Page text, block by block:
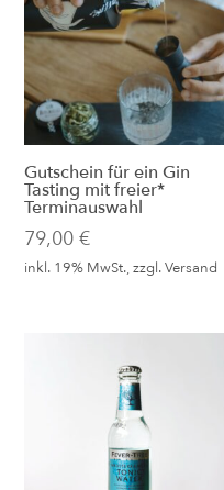
Gutschein für ein Gin
Tasting mit freier*
Terminauswahl
79,00€
inkl. 19% MwSt., zzgl.Versand